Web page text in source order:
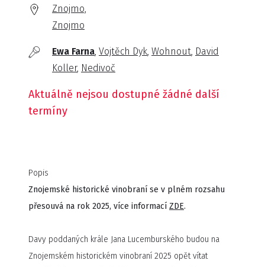
Znojmo,
Znojmo
Ewa Farna Vojtěch Dyk Wohnout David
Koller Nedivoč
Aktuálně nejsou dostupné žádné další
termíny
Popis
Znojemské historické vinobraní se v plném rozsahu
přesouvá na rok 2025, více informací ZDE.
Davy poddaných krále Jana Lucemburského budou na
Znojemském historickém vinobraní 2025 opět vítat